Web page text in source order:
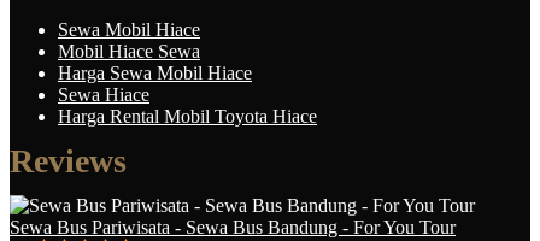
Sewa Mobil Hiace
Mobil Hiace Sewa
Harga Sewa Mobil Hiace
Sewa Hiace
Harga Rental Mobil Toyota Hiace
Reviews
Sewa Bus Pariwisata - Sewa Bus Bandung - For You Tour